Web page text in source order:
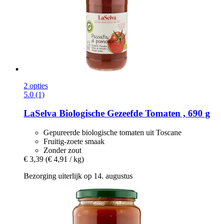
2 opties
5.0 (1)
LaSelva Biologische Gezeefde Tomaten , 690 g
Gepureerde biologische tomaten uit Toscane
Fruitig-zoete smaak
Zonder zout
€ 3,39 (€ 4,91 / kg)
Bezorging uiterlijk op 14. augustus